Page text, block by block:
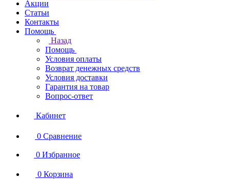
Акции
Статьи
Контакты
Помощь
Назад
Помощь
Условия оплаты
Возврат денежных средств
Условия доставки
Гарантия на товар
Вопрос-ответ
Кабинет
0 Сравнение
0 Избранное
0 Корзина